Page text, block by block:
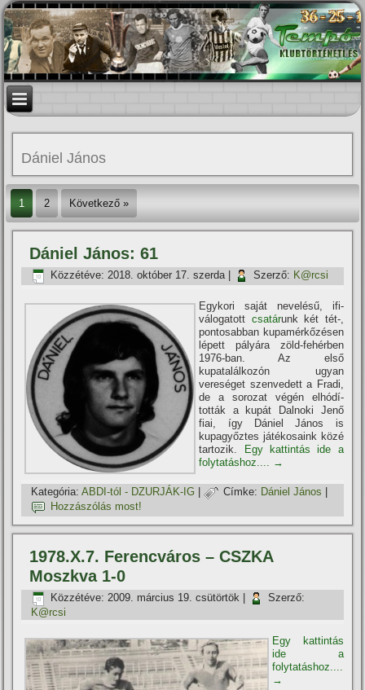
Dániel János
1 2 Következő »
Dániel János: 61
Közzétéve: 2018. október 17. szerda| Szerző: K@rcsi
Egykori saját nevelésű, ifi-
válogatott csatárunk két tét-,
pontosabban kupamérkőzésen
lépett pályára zöld-fehérben
1976-ban. Az első
kupatalálkozón ugyan
vereséget szenvedett a Fradi,
de a sorozat végén elhódí­
tották a kupát Dalnoki Jenő
fiai, í­gy Dániel János is
kupagyőztes játékosaink közé
tartozik.
Egy kattintás ide a
folytatáshoz.... →
Kategória: ABDI-tól - DZURJÁK-IG | Címke: Dániel János
Hozzászólás most!
1978.X.7. Ferencváros – CSZKA
Moszkva 1-0
Közzétéve: 2009. március 19. csütörtök
Szerző:
K@rcsi
Egy kattintás
ide a
folytatáshoz....
→